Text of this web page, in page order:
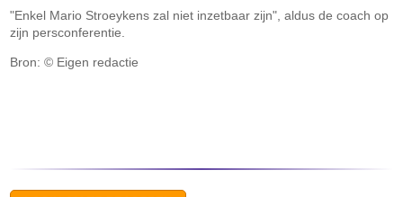
"Enkel Mario Stroeykens zal niet inzetbaar zijn", aldus de coach op
zijn persconferentie.
Bron: © Eigen redactie